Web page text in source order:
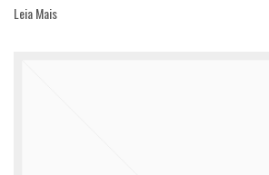
Leia Mais